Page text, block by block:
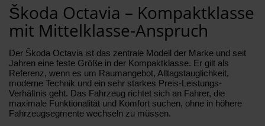
Škoda Octavia – Kompaktklasse
mit Mittelklasse-Anspruch
Der Škoda Octavia ist das zentrale Modell der Marke und seit
Jahren eine feste Größe in der Kompaktklasse. Er gilt als
Referenz, wenn es um Raumangebot, Alltagstauglichkeit,
moderne Technik und ein sehr starkes Preis-Leistungs-
Verhältnis geht. Das Fahrzeug richtet sich an Fahrer, die
maximale Funktionalität und Komfort suchen, ohne in höhere
Fahrzeugsegmente wechseln zu müssen.